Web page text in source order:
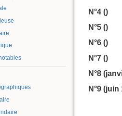
N°4 ()
N°5 ()
N°6 ()
N°7 ()
N°8
N°9 (juin